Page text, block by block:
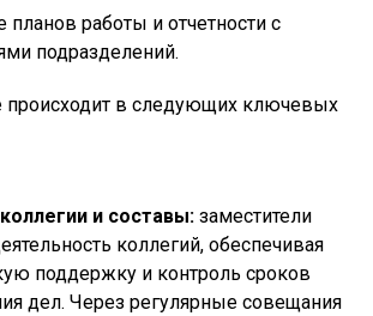
планов работы и отчетности с
подразделений.
происходит в следующих ключевых
и составы: заместители
коллегий, обеспечивая
поддержку и контроль сроков
дел. Через регулярные совещания